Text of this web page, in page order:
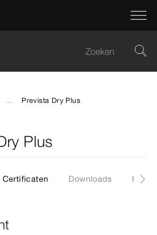
... Prevista Dry Plus
Plus
Certificaten Downloads EPD